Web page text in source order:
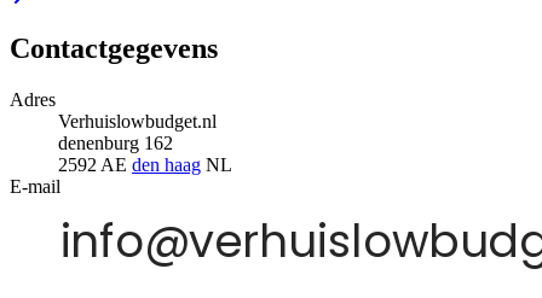
Contactgegevens
Adres
Verhuislowbudget.nl
denenburg 162
2592 AE den haag NL
E-mail